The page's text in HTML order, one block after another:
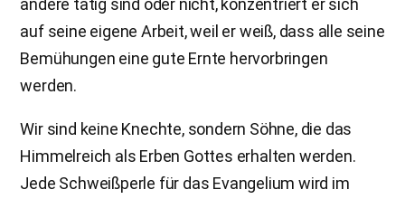
auf seine eigene Arbeit, weil er weiß, dass alle seine
Bemühungen eine gute Ernte hervorbringen
werden.
Wir sind keine Knechte, sondern Söhne, die das
Himmelreich als Erben Gottes erhalten werden.
Jede Schweißperle für das Evangelium wird im